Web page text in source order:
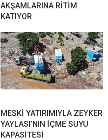
AKŞAMLARINA RİTİM
KATIYOR
MESKİ YATIRIMIYLA ZEYKER
YAYLASI’NIN İÇME SUYU
KAPASİTESİ